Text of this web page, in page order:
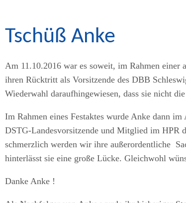
Tschüß Anke
Am 11.10.2016 war es soweit, im Rahmen einer
ihren Rücktritt als Vorsitzende des DBB
Wiederwahl daraufhingewiesen, dass sie nicht
Im Rahmen eines Festaktes wurde Anke dann
DSTG-Landesvorsitzende und Mitglied im HPR
schmerzlich werden wir ihre außerordentliche
hinterlässt sie eine große Lücke. Gleichwohl
Danke Anke !